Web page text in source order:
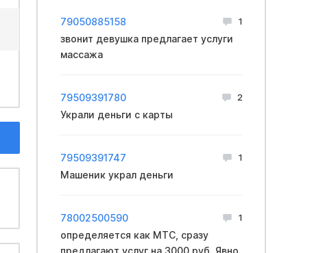
79050885158 1
звонит девушка предлагает услуги
массажа
79509391780 2
Украли деньги с карты
79509391747 1
Машеник украл деньги
78002500590 1
определяется как МТС, сразу
предлагают услуг на 3000 руб. Явно